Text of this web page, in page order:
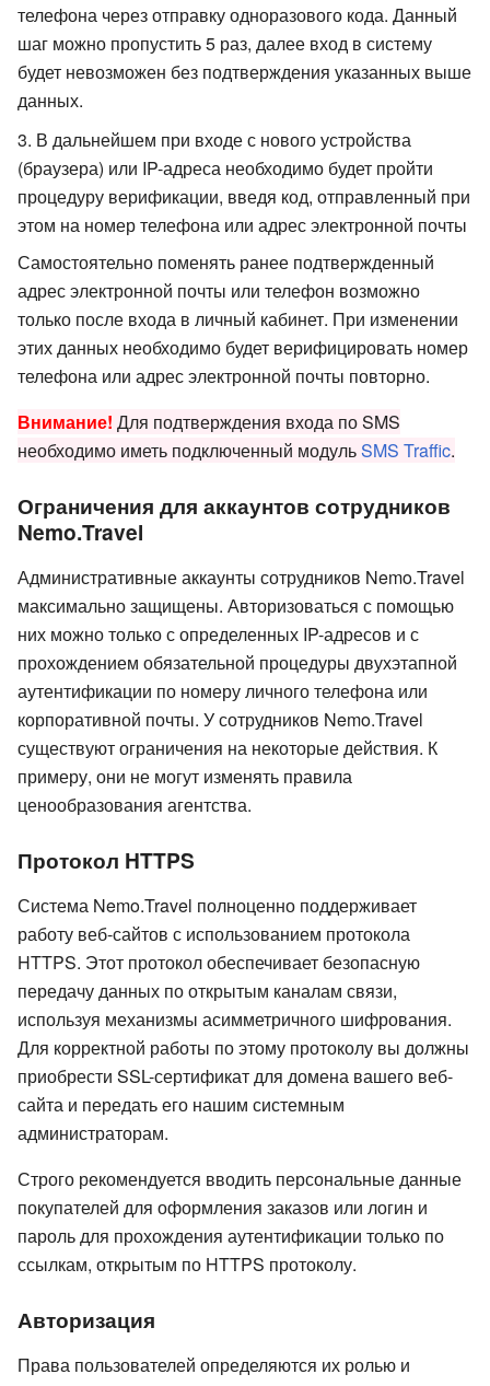
телефона через отправку одноразового кода. Данный
шаг можно пропустить 5 раз, далее вход в систему
будет невозможен без подтверждения указанных выше
данных.
В дальнейшем при входе с нового устройства
(браузера) или IP-адреса необходимо будет пройти
процедуру верификации, введя код, отправленный при
этом на номер телефона или адрес электронной почты
Самостоятельно поменять ранее подтвержденный
адрес электронной почты или телефон возможно
только после входа в личный кабинет. При изменении
этих данных необходимо будет верифицировать номер
телефона или адрес электронной почты повторно.
Внимание! Для подтверждения входа по SMS
необходимо иметь подключенный модульSMS Traffic.
Ограничения для аккаунтов сотрудников
Nemo.Travel
Административные аккаунты сотрудников Nemo.Travel
максимально защищены. Авторизоваться с помощью
них можно только с определенных IP-адресов и с
прохождением обязательной процедуры двухэтапной
аутентификации по номеру личного телефона или
корпоративной почты. У сотрудников Nemo.Travel
существуют ограничения на некоторые действия. К
примеру, они не могут изменять правила
ценообразования агентства.
Протокол HTTPS
Система Nemo.Travel полноценно поддерживает
работу веб-сайтов с использованием протокола
HTTPS. Этот протокол обеспечивает безопасную
передачу данных по открытым каналам связи,
используя механизмы асимметричного шифрования.
Для корректной работы по этому протоколу вы должны
приобрести SSL-сертификат для домена вашего веб-
сайта и передать его нашим системным
администраторам.
Строго рекомендуется вводить персональные данные
покупателей для оформления заказов или логин и
пароль для прохождения аутентификации только по
ссылкам, открытым по HTTPS протоколу.
Авторизация
Права пользователей определяются их ролью и